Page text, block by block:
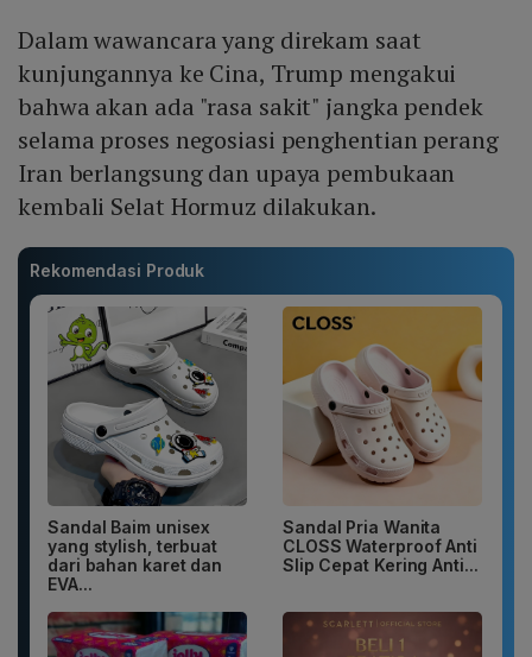
Dalam wawancara yang direkam saat
kunjungannya ke Cina, Trump mengakui
bahwa akan ada "rasa sakit" jangka pendek
selama proses negosiasi penghentian perang
Iran berlangsung dan upaya pembukaan
kembali Selat Hormuz dilakukan.
Rekomendasi Produk
Sandal Baim unisex
yang stylish, terbuat
dari bahan karet dan
EVA...
Sandal Pria Wanita
CLOSS Waterproof Anti
Slip Cepat Kering Anti...